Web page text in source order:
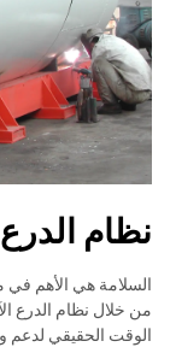
نظام الدرع
السلامة هي الأهم في
من خلال نظام الدرع
الوقت الحقيقي لدعم